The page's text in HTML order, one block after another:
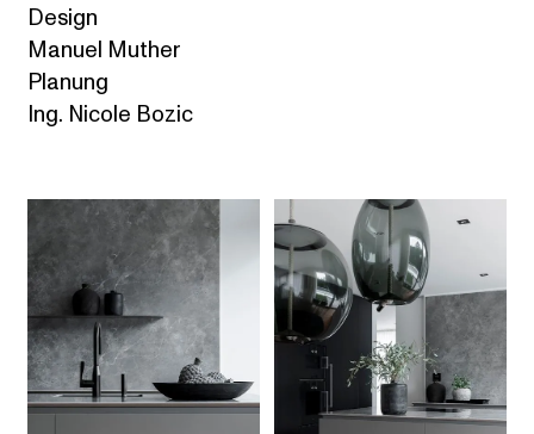
Design
Manuel Muther
Planung
Ing. Nicole Bozic